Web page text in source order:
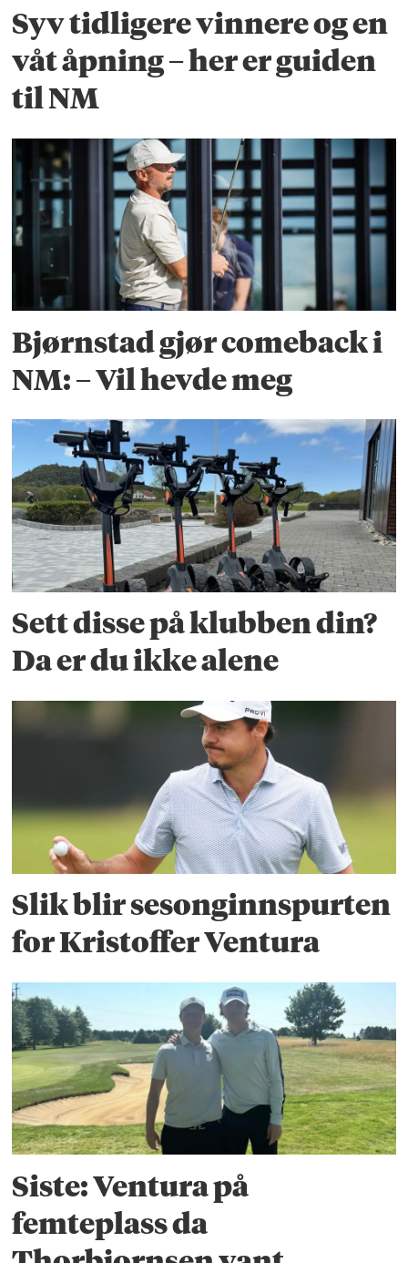
Syv tidligere vinnere og en
våt åpning – her er guiden
til NM
Bjørnstad gjør comeback i
NM: – Vil hevde meg
Sett disse på klubben din?
Da er du ikke alene
Slik blir sesonginnspurten
for Kristoffer Ventura
Siste: Ventura på
femteplass da